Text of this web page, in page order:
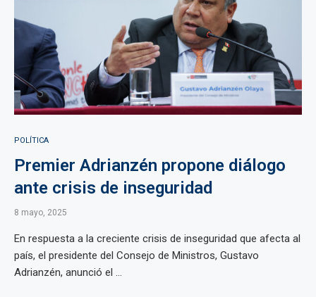
POLÍTICA
Premier Adrianzén propone diálogo
ante crisis de inseguridad
8 mayo, 2025
En respuesta a la creciente crisis de inseguridad que afecta al
país, el presidente del Consejo de Ministros, Gustavo
Adrianzén, anunció el ...